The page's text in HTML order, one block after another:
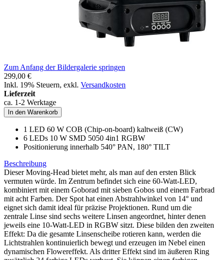
Zum Anfang der Bildergalerie springen
299,00 €
Inkl. 19% Steuern, exkl. Versandkosten
Lieferzeit
ca. 1-2 Werktage
In den Warenkorb
1 LED 60 W COB (Chip-on-board) kaltweiß (CW)
6 LEDs 10 W SMD 5050 4in1 RGBW
Positionierung innerhalb 540° PAN, 180° TILT
Beschreibung
Dieser Moving-Head bietet mehr, als man auf den ersten Blick
vermuten würde. Im Zentrum befindet sich eine 60-Watt-LED,
kombiniert mit einem Goborad mit sieben Gobos und einem Farbrad
mit acht Farben. Der Spot hat einen Abstrahlwinkel von 14° und
eignet sich damit ideal für präzise Projektionen. Rund um die
zentrale Linse sind sechs weitere Linsen angeordnet, hinter denen
jeweils eine 10-Watt-LED in RGBW sitzt. Diese bilden den zweiten
Effekt: Da die gesamte Linsenscheibe rotieren kann, werden die
Lichtstrahlen kontinuierlich bewegt und erzeugen im Nebel einen
dynamischen Flowereffekt. Als dritter Effekt sind im äußeren Ring